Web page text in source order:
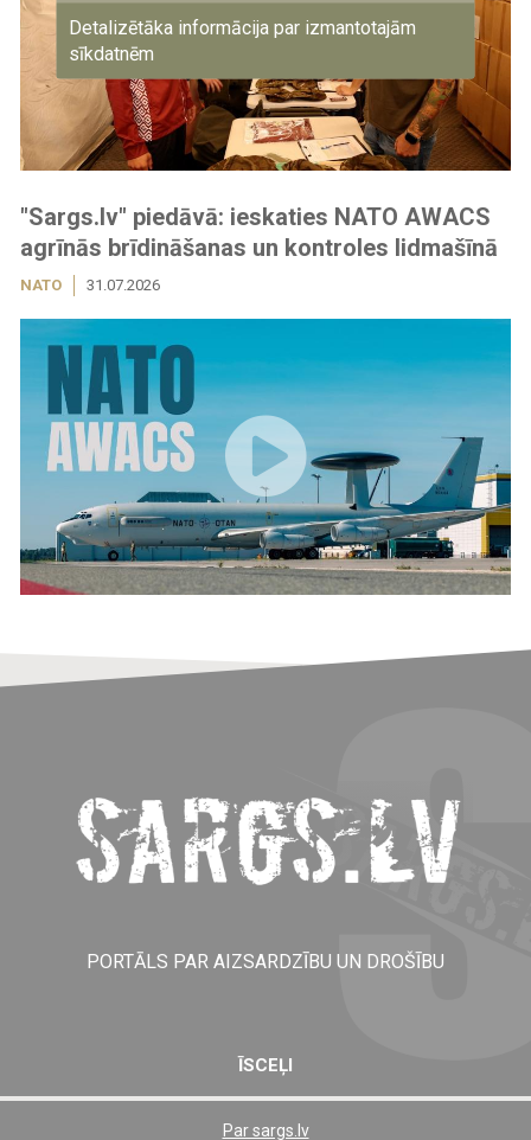
"Sargs.lv" piedāvā: ieskaties NATO AWACS
agrīnās brīdināšanas un kontroles lidmašīnā
NATO 31.07.2026
PORTĀLS PAR AIZSARDZĪBU UN DROŠĪBU
ĪSCEĻI
Par sargs.lv
Detalizētāka informācija par izmantotajām
sīkdatnēm